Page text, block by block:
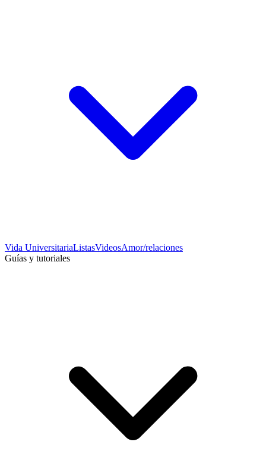
Vida UniversitariaListasVideosAmor/relaciones
Guías y tutoriales